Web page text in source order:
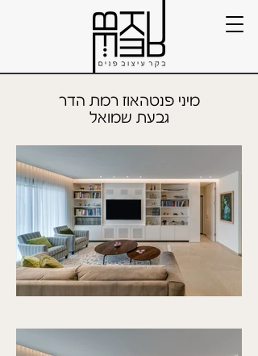
מיני פנטהאוז רמת הדר
גבעת שמואל